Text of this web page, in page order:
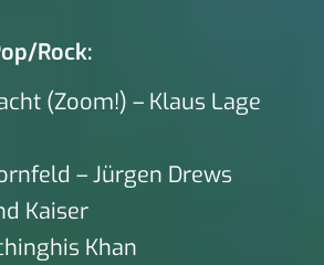
Rock:
(Zoom!) – Klaus Lage
– Jürgen Drews
Kaiser
Khan